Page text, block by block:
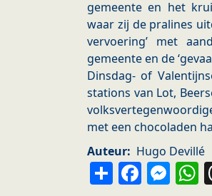
gemeente en het
waar zij de pralines
vervoering’ met
gemeente en de
Dinsdag- of
stations van Lot,
met een chocoladen
Auteur
Hugo Devillé
Share